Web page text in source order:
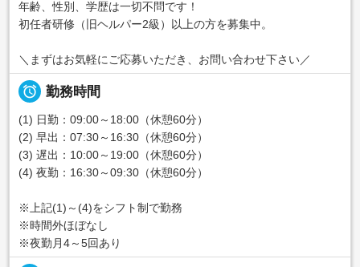
年齢、性別、学歴は一切不問です！
初任者研修（旧ヘルパー2級）以上の方を募集中。
＼まずはお気軽にご応募いただき、お問い合わせ下さい／
 勤務時間
(1) 日勤：09:00～18:00（休憩60分）
(2) 早出：07:30～16:30（休憩60分）
(3) 遅出：10:00～19:00（休憩60分）
(4) 夜勤：16:30～09:30（休憩60分）
※上記(1)～(4)をシフト制で勤務
※時間外ほぼなし
※夜勤月4～5回あり